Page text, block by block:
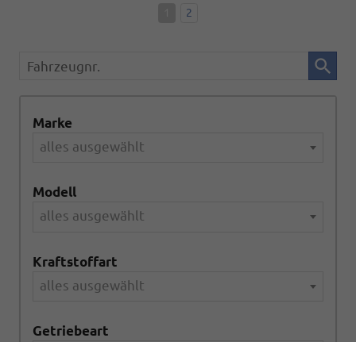
2
Fahrzeugnr.
Marke
alles ausgewählt
Modell
alles ausgewählt
Kraftstoffart
alles ausgewählt
Getriebeart